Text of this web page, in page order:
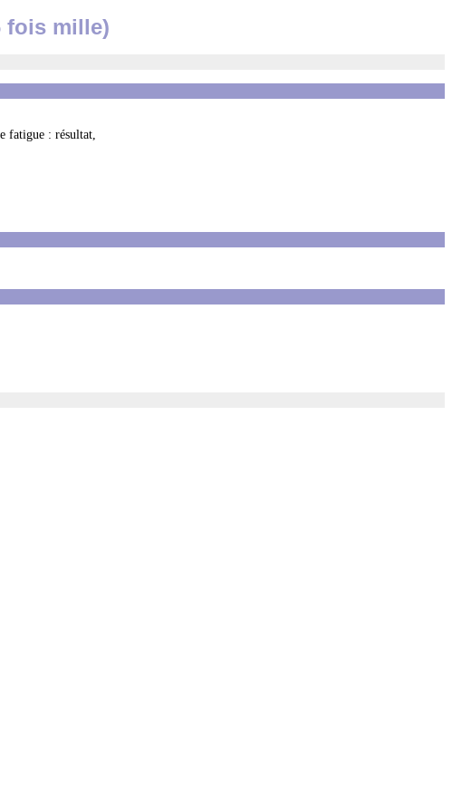
fois mille)
fatigue : résultat,